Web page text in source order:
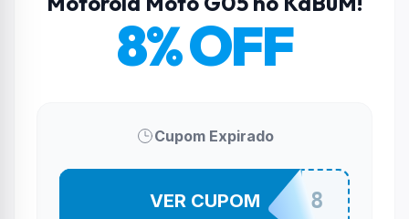
8% OFF
Cupom Expirado
MOTO8
VER CUPOM